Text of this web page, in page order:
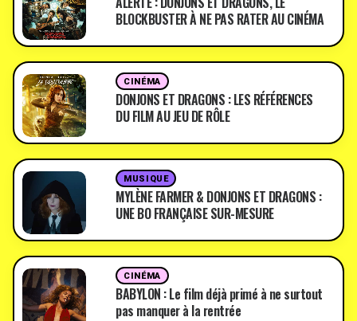
BLOCKBUSTER À NE PAS RATER AU CINÉMA
CINÉMA
DONJONS ET DRAGONS : LES RÉFÉRENCES
DU FILM AU JEU DE RÔLE
MUSIQUE
MYLÈNE FARMER & DONJONS ET DRAGONS :
UNE BO FRANÇAISE SUR-MESURE
CINÉMA
BABYLON : Le film déjà primé à ne surtout
pas manquer à la rentrée